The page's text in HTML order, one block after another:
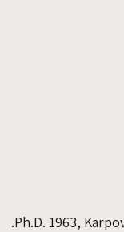
Ph.D. 1963,